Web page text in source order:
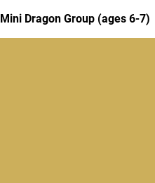
Mini Dragon Group (ages 6-7)